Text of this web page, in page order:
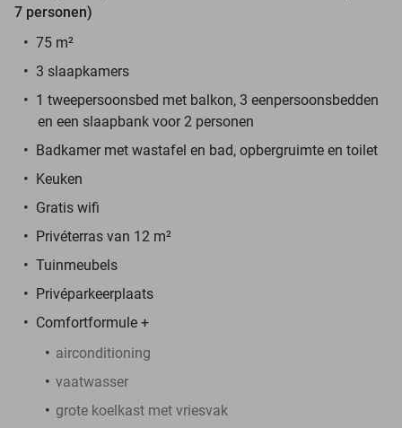
7 personen)
75 m²
3 slaapkamers
1 tweepersoonsbed met balkon, 3 eenpersoonsbedden
en een slaapbank voor 2 personen
Badkamer met wastafel en bad, opbergruimte en toilet
Keuken
Gratis wifi
Privéterras van 12 m²
Tuinmeubels
Privéparkeerplaats
Comfortformule +
airconditioning
vaatwasser
grote koelkast met vriesvak